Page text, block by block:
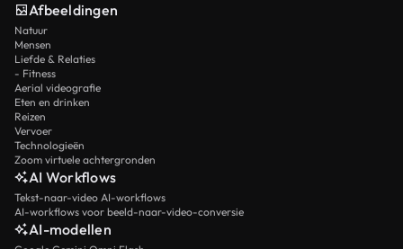
Afbeeldingen
Natuur
Mensen
Liefde & Relaties
- Fitness
Aerial videografie
Eten en drinken
Reizen
Vervoer
Technologieën
Zoom virtuele achtergronden
AI Workflows
Tekst-naar-video AI-workflows
AI-workflows voor beeld-naar-video-conversie
AI-modellen